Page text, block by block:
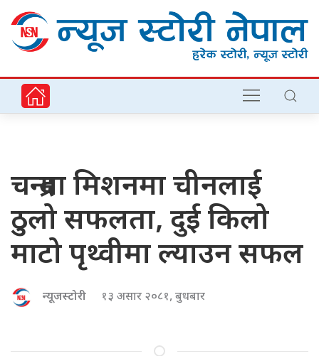
चन्द्रमा मिशनमा चीनलाई
ठुलो सफलता, दुई किलो
माटो पृथ्वीमा ल्याउन सफल
न्यूजस्टोरी १३ असार २०८१, बुधबार